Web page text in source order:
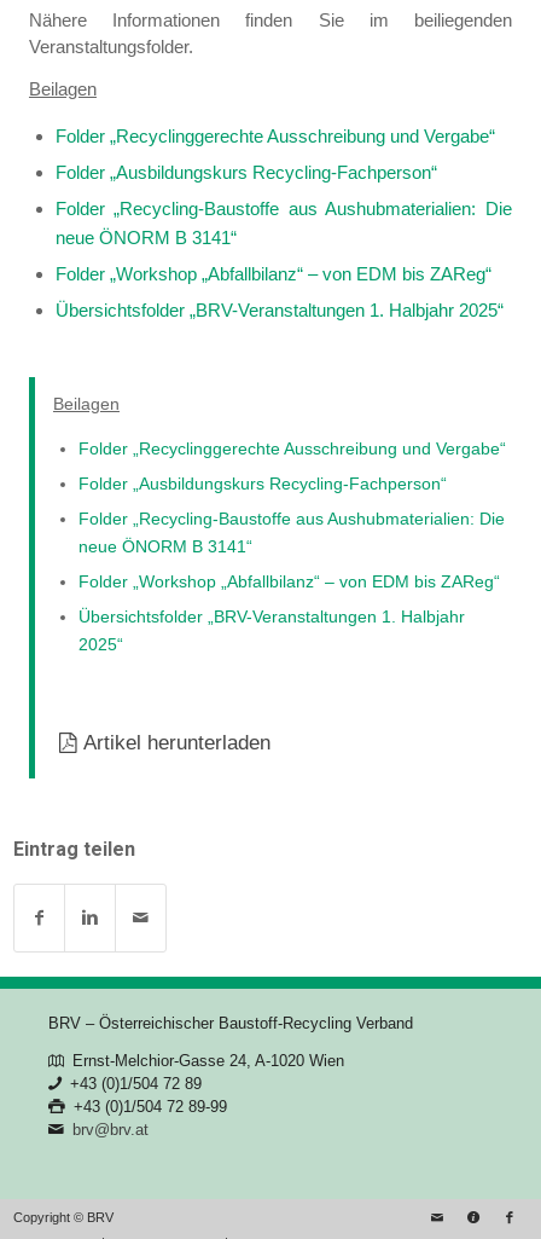
Nähere Informationen finden Sie im beiliegenden
Veranstaltungsfolder.
Beilagen
Folder „Recyclinggerechte Ausschreibung und Vergabe“
Folder „Ausbildungskurs Recycling-Fachperson“
Folder „Recycling-Baustoffe aus Aushubmaterialien: Die
neue ÖNORM B 3141“
Folder „Workshop „Abfallbilanz“ – von EDM bis ZAReg“
Übersichtsfolder „BRV-Veranstaltungen 1. Halbjahr 2025“
Beilagen
Folder „Recyclinggerechte Ausschreibung und Vergabe“
Folder „Ausbildungskurs Recycling-Fachperson“
Folder „Recycling-Baustoffe aus Aushubmaterialien: Die
neue ÖNORM B 3141“
Folder „Workshop „Abfallbilanz“ – von EDM bis ZAReg“
Übersichtsfolder „BRV-Veranstaltungen 1. Halbjahr
2025“
Artikel herunterladen
Eintrag teilen
BRV – Österreichischer Baustoff-Recycling Verband
Ernst-Melchior-Gasse 24, A-1020 Wien
+43 (0)1/504 72 89
+43 (0)1/504 72 89-99
brv@brv.at
Copyright © BRV